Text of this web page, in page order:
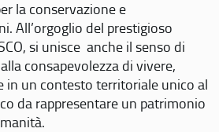
la conservazione e
All’orgoglio del prestigioso
si unisce anche il senso di
consapevolezza di vivere,
in un contesto territoriale unico al
da rappresentare un patrimonio